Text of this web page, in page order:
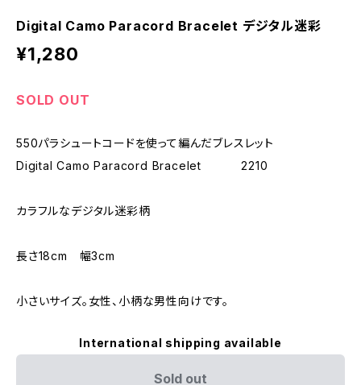
Digital Camo Paracord Bracelet デジタル迷彩
¥1,280
SOLD OUT
550パラシュートコードを使って編んだブレスレット
Digital Camo Paracord Bracelet 2210
カラフルなデジタル迷彩柄
長さ18cm 幅3cm
小さいサイズ。女性、小柄な男性向けです。
International shipping available
Sold out